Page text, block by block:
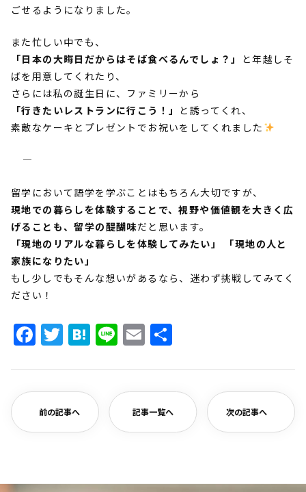
ごせるようになりました。
また忙しい中でも、
「日本の大晦日だからはそば食べるんでしょ？」
と年越しそ
ばを用意してくれたり、
さらには私の誕生日に、ファミリーから
「行きたいレストランに行こう！」 と誘ってくれ、
素敵なケーキとプレゼントでお祝いをしてくれました
―――――――――――――――――――――――――――――――――――――
留学において語学を学ぶことはもちろん大切ですが、
現地での暮らしを体験することで、視野や価値観を大きく広
げることも、留学の醍醐味だと思います。
「現地のリアルな暮らしを体験してみたい」 「現地の人と
家族になりたい」
もし少しでもそんな想いがあるなら、迷わず挑戦してみてく
ださい！
Facebook
Twitter
Hatena
LineEmail
前の記事へ 記事一覧へ 次の記事へ